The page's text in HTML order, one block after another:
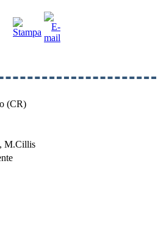
(CR)
M.Cillis